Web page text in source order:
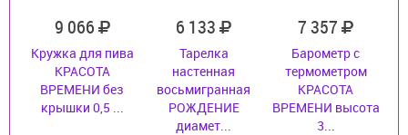
9 066
Кружка для пива
КРАСОТА
ВРЕМЕНИ без
крышки 0,5 ...
6 133
Тарелка
настенная
восьмигранная
РОЖДЕНИЕ
диамет...
7 357
Барометр с
термометром
КРАСОТА
ВРЕМЕНИ высота
3...